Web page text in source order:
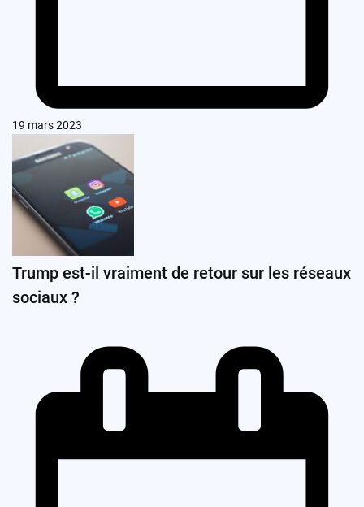
19 mars 2023
Trump est-il vraiment de retour sur les réseaux
sociaux ?